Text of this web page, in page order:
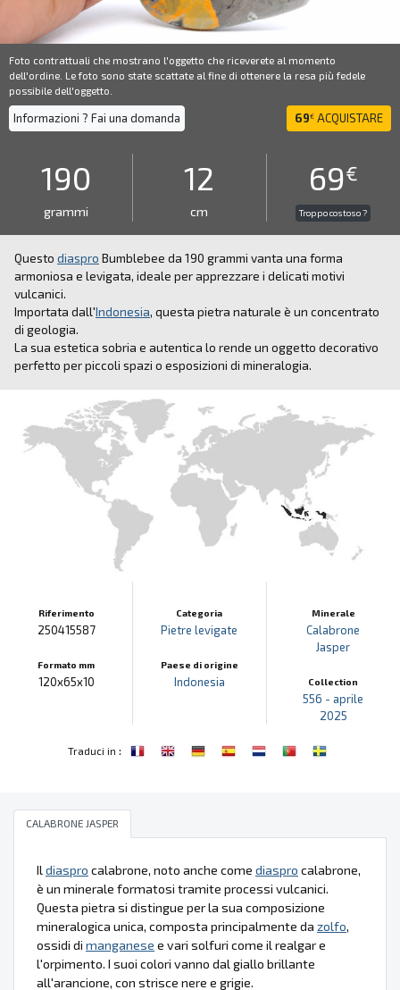
Foto contrattuali che mostrano l'oggetto che riceverete al momento
dell'ordine. Le foto sono state scattate al fine di ottenere la resa più fedele
possibile dell'oggetto.
Informazioni ? Fai una domanda 69€ ACQUISTARE
190
grammi
12
cm
69€
Troppo costoso ?
Questo diaspro Bumblebee da 190 grammi vanta una forma
armoniosa e levigata, ideale per apprezzare i delicati motivi
vulcanici.
Importata dall'Indonesia, questa pietra naturale è un concentrato
di geologia.
La sua estetica sobria e autentica lo rende un oggetto decorativo
perfetto per piccoli spazi o esposizioni di mineralogia.
Riferimento
250415587
Formato mm
120x65x10
Categoria
Pietre levigate
Paese di origine
Indonesia
Minerale
Calabrone
Jasper
Collection
556 - aprile
2025
Traduci in :
CALABRONE JASPER
Il diaspro calabrone, noto anche come diaspro calabrone,
è un minerale formatosi tramite processi vulcanici.
Questa pietra si distingue per la sua composizione
mineralogica unica, composta principalmente da zolfo,
ossidi di manganese e vari solfuri come il realgar e
l'orpimento. I suoi colori vanno dal giallo brillante
all'arancione, con strisce nere e grigie.